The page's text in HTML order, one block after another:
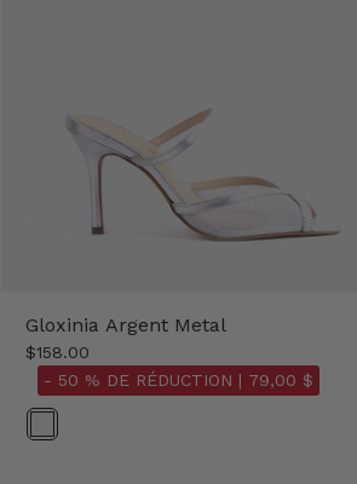
Gloxinia Argent Metal
$158.00
- 50 % DE RÉDUCTION | 79,00 $
Couleur